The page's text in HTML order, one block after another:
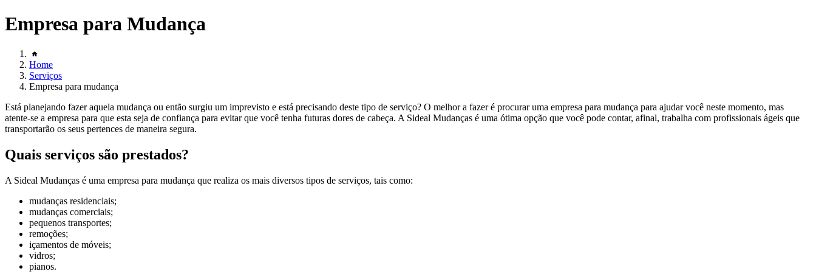
Empresa para Mudança
Home
Serviços
Empresa para mudança
Está planejando fazer aquela mudança ou então surgiu um imprevisto e está precisando deste tipo de serviço? O melhor a fazer é procurar uma empresa para mudança para ajudar você neste momento, mas
atente-se a empresa para que esta seja de confiança para evitar que você tenha futuras dores de cabeça. A Sideal Mudanças é uma ótima opção que você pode contar, afinal, trabalha com profissionais ágeis que
transportarão os seus pertences de maneira segura.
Quais serviços são prestados?
A Sideal Mudanças é uma empresa para mudança que realiza os mais diversos tipos de serviços, tais como:
mudanças residenciais;
mudanças comerciais;
pequenos transportes;
remoções;
içamentos de móveis;
vidros;
pianos.